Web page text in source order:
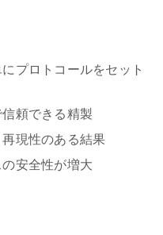
プロトコールをセット
頼できる精製
現性のある結果
安全性が増大